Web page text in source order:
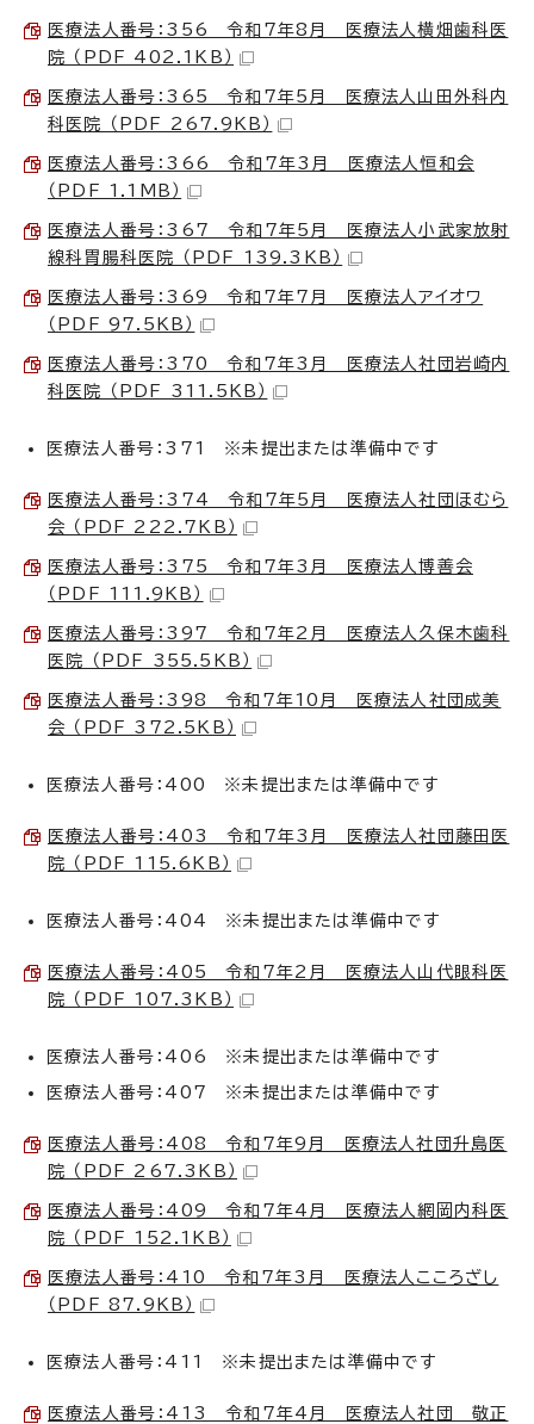
医療法人番号：356 令和7年8月 医療法人横畑歯科医
院 （PDF 402.1KB）
医療法人番号：365 令和7年5月 医療法人山田外科内
科医院 （PDF 267.9KB）
医療法人番号：366 令和7年3月 医療法人恒和会
（PDF 1.1MB）
医療法人番号：367 令和7年5月 医療法人小武家放射
線科胃腸科医院 （PDF 139.3KB）
医療法人番号：369 令和7年7月 医療法人アイオワ
（PDF 97.5KB）
医療法人番号：370 令和7年3月 医療法人社団岩崎内
科医院 （PDF 311.5KB）
医療法人番号：371 ※未提出または準備中です
医療法人番号：374 令和7年5月 医療法人社団ほむら
会 （PDF 222.7KB）
医療法人番号：375 令和7年3月 医療法人博善会
（PDF 111.9KB）
医療法人番号：397 令和7年2月 医療法人久保木歯科
医院 （PDF 355.5KB）
医療法人番号：398 令和7年10月 医療法人社団成美
会 （PDF 372.5KB）
医療法人番号：400 ※未提出または準備中です
医療法人番号：403 令和7年3月 医療法人社団藤田医
院 （PDF 115.6KB）
医療法人番号：404 ※未提出または準備中です
医療法人番号：405 令和7年2月 医療法人山代眼科医
院 （PDF 107.3KB）
医療法人番号：406 ※未提出または準備中です
医療法人番号：407 ※未提出または準備中です
医療法人番号：408 令和7年9月 医療法人社団升島医
院 （PDF 267.3KB）
医療法人番号：409 令和7年4月 医療法人網岡内科医
院 （PDF 152.1KB）
医療法人番号：410 令和7年3月 医療法人こころざし
（PDF 87.9KB）
医療法人番号：411 ※未提出または準備中です
医療法人番号：413 令和7年4月 医療法人社団 敬正